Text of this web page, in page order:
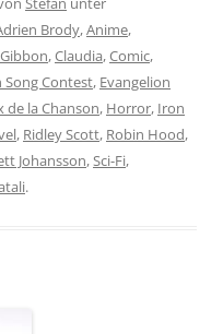
Brody,Anime,
,Claudia,Comic,
Song Contest, Evangelion
de la Chanson, Horror, Iron
, Ridley Scott, Robin Hood,
Johansson,Sci-Fi,
.